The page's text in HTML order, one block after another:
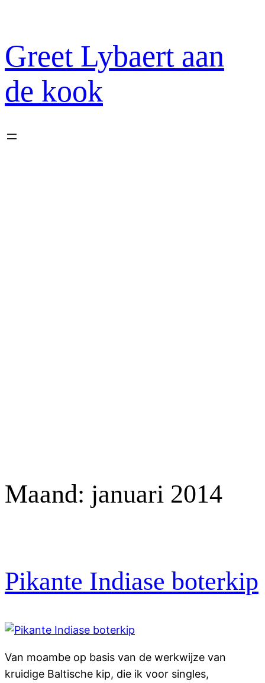
de
inhoud
Greet Lybaert aan
de kook
Maand: januari 2014
Pikante Indiase boterkip
Van moambe op basis van de werkwijze van
kruidige Baltische kip, die ik voor singles,